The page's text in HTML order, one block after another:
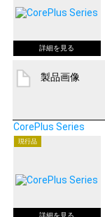
製品画像
CorePlus Series
現行品